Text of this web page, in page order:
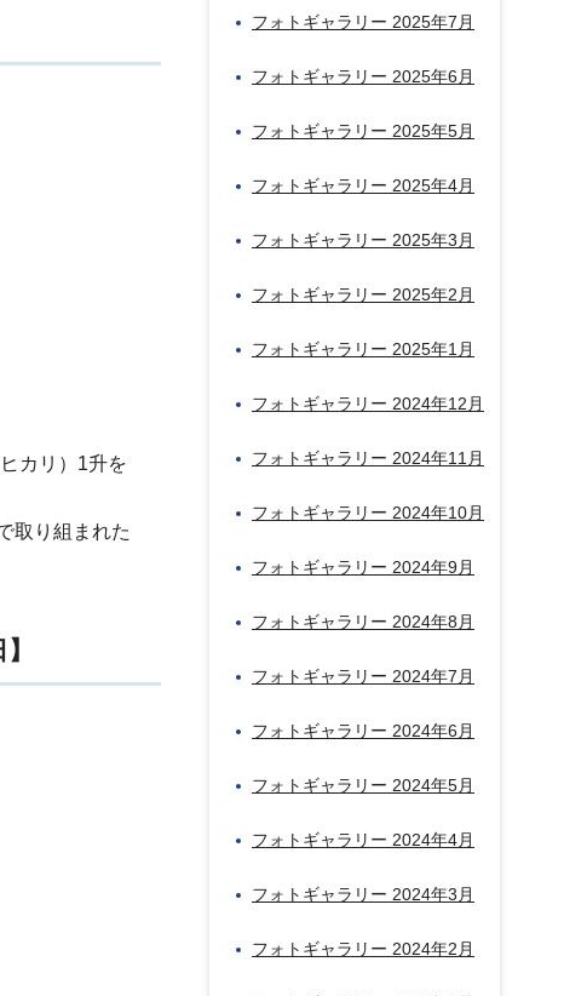
カリ）1升を
取り組まれた
フォトギャラリー 2025年7月
フォトギャラリー 2025年6月
フォトギャラリー 2025年5月
フォトギャラリー 2025年4月
フォトギャラリー 2025年3月
フォトギャラリー 2025年2月
フォトギャラリー 2025年1月
フォトギャラリー 2024年12月
フォトギャラリー 2024年11月
フォトギャラリー 2024年10月
フォトギャラリー 2024年9月
フォトギャラリー 2024年8月
フォトギャラリー 2024年7月
フォトギャラリー 2024年6月
フォトギャラリー 2024年5月
フォトギャラリー 2024年4月
フォトギャラリー 2024年3月
フォトギャラリー 2024年2月